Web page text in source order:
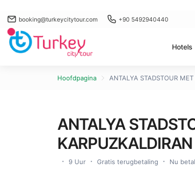
booking@turkeycitytour.com +90 5492940440
Hotels
Hoofdpagina ANTALYA STADSTOUR
ANTALYA
9 Uur Gratis terugbetaling Nu